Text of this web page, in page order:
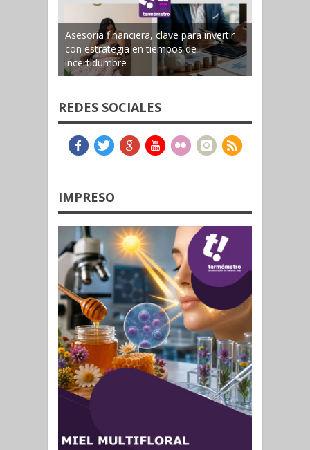
Asesoría financiera, clave para invertir
con estrategia en tiempos de
incertidumbre
REDES SOCIALES
IMPRESO